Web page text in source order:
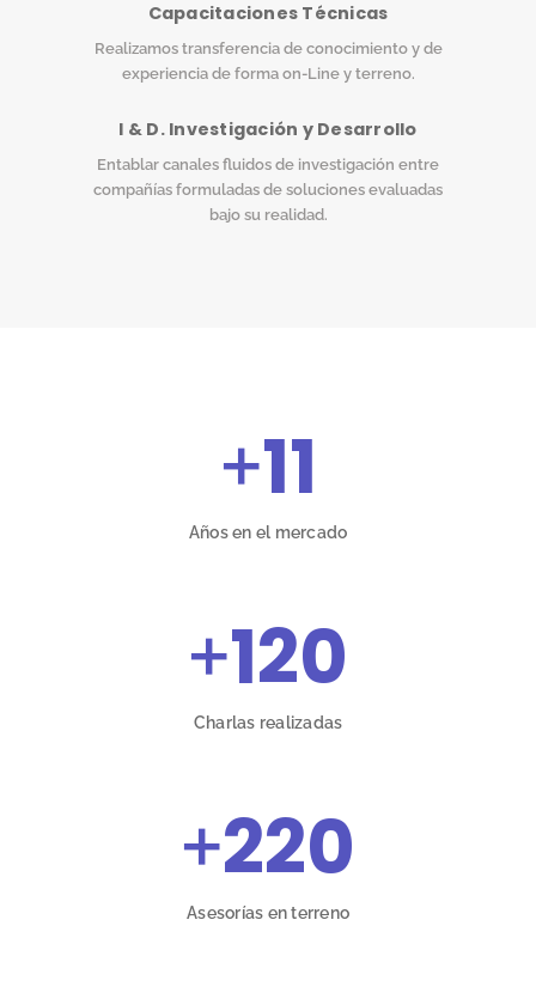
Capacitaciones Técnicas
Realizamos transferencia de conocimiento y de
experiencia de forma on-Line y terreno.
I & D. Investigación y Desarrollo
Entablar canales fluidos de investigación entre
compañías formuladas de soluciones evaluadas
bajo su realidad.
+11
Años en el mercado
+120
Charlas realizadas
+220
Asesorías en terreno